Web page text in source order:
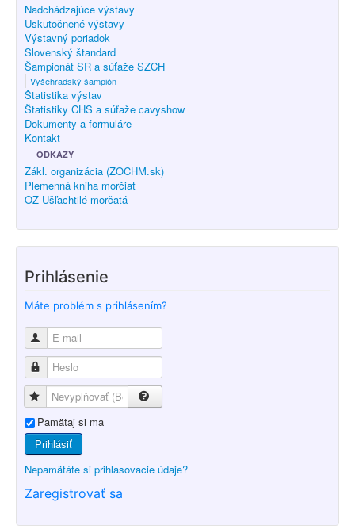
Nadchádzajúce výstavy
Uskutočnené výstavy
Výstavný poriadok
Slovenský štandard
Šampionát SR a súťaže SZCH
Vyšehradský šampión
Štatistika výstav
Štatistiky CHS a súťaže cavyshow
Dokumenty a formuláre
Kontakt
ODKAZY
Zákl. organizácia (ZOCHM.sk)
Plemenná kniha morčiat
OZ Ušľachtilé morčatá
Prihlásenie
Máte problém s prihlásením?
Pamätaj si ma
Prihlásiť
Nepamätáte si prihlasovacie údaje?
Zaregistrovať sa